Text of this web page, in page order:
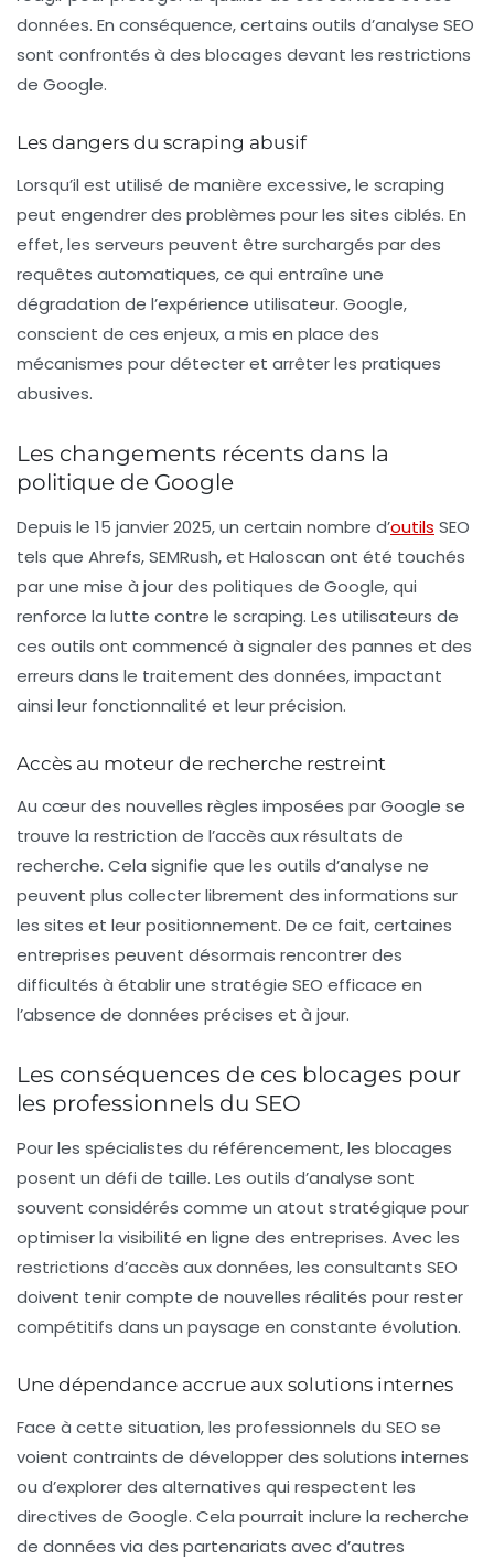
données. En conséquence, certains outils d’analyse SEO
sont confrontés à des blocages devant les restrictions
de Google.
Les dangers du scraping abusif
Lorsqu’il est utilisé de manière excessive, le scraping
peut engendrer des problèmes pour les sites ciblés. En
effet, les serveurs peuvent être surchargés par des
requêtes automatiques, ce qui entraîne une
dégradation de l’expérience utilisateur. Google,
conscient de ces enjeux, a mis en place des
mécanismes pour détecter et arrêter les pratiques
abusives.
Les changements récents dans la
politique de Google
Depuis le 15 janvier 2025, un certain nombre d’outils SEO
tels que Ahrefs,SEMRush, et Haloscan ont été touchés
par une mise à jour des politiques de Google, qui
renforce la lutte contre le scraping. Les utilisateurs de
ces outils ont commencé à signaler des pannes et des
erreurs dans le traitement des données, impactant
ainsi leur fonctionnalité et leur précision.
Accès au moteur de recherche restreint
Au cœur des nouvelles règles imposées par Google se
trouve la restriction de l’accès aux résultats de
recherche. Cela signifie que les outils d’analyse ne
peuvent plus collecter librement des informations sur
les sites et leur positionnement. De ce fait, certaines
entreprises peuvent désormais rencontrer des
difficultés à établir une stratégie SEO efficace en
l’absence de données précises et à jour.
Les conséquences de ces blocages pour
les professionnels du SEO
Pour les spécialistes du référencement, les blocages
posent un défi de taille. Les outils d’analyse sont
souvent considérés comme un atout stratégique pour
optimiser la visibilité en ligne des entreprises. Avec les
restrictions d’accès aux données, les consultants SEO
doivent tenir compte de nouvelles réalités pour rester
compétitifs dans un paysage en constante évolution.
Une dépendance accrue aux solutions internes
Face à cette situation, les professionnels du SEO se
voient contraints de développer des solutions internes
ou d’explorer des alternatives qui respectent les
directives de Google. Cela pourrait inclure la recherche
de données via des partenariats avec d’autres